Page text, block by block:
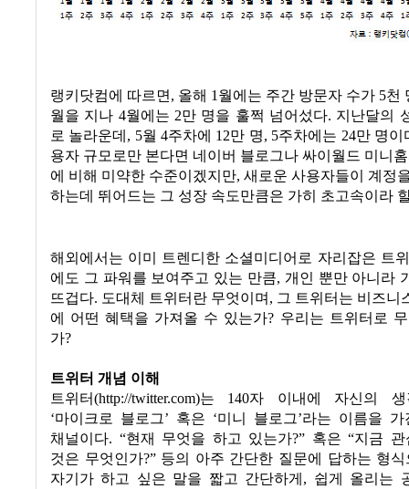
랭키닷컴에 따르면, 올해 1월에는 주간 방문자 수가 5천
월을 지나 4월에는 2만 명을 훌쩍 넘어섰다. 지난달의
로 놀라운데 , 5월 4주차에 12만 명, 5주차에는 24만 명이
용자 규모로만 본다면 네이버 블로그나 싸이월드 미니
에 비해 미약한 수준이겠지만, 새로운 사용자들이 계정
하는데 뛰어드는 그 성장 속도만큼은 가히 초고속이라
해외에서는 이미 트렌디한 소셜미디어로 자리잡은 트
에도 그 파워를 보여주고 있는 만큼, 개인 뿐만 아니라
뜨겁다. 도대체 트위터란 무엇이며 , 그 트위터는 비즈니
에 어떤 혜택을 가져올 수 있는가? 우리는 트위터로
가?
트위터 개념 이해
트위터(http://twitter.com)는 140자 이내에 자신의 생
‘마이크로 블로그’ 혹은 ‘미니 블로그’라는 이름을
채널이다. “현재 무엇을 하고 있는가?” 혹은“지금
것은 무엇인가?” 등의 아주 간단한 질문에 답하는 형식
자기가 하고 싶은 말을 짧고 간단하게 , 쉽게 올리는